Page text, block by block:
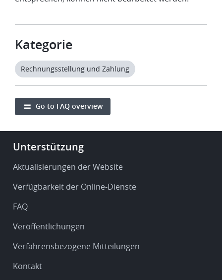
Kategorie
Rechnungsstellung und Zahlung
Go to FAQ overview
Footer
Service
support
Unterstützung
Aktualisierungen der Website
Verfügbarkeit der Online-Dienste
FAQ
Veröffentlichungen
Verfahrensbezogene Mitteilungen
Kontakt